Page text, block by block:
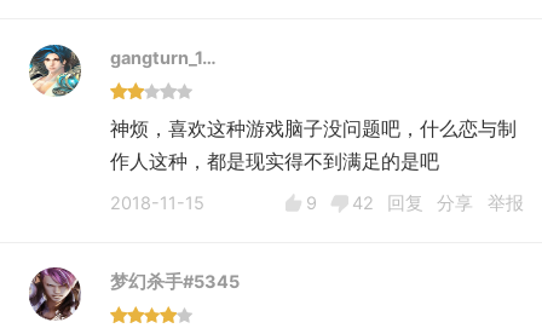
gangturn_1…
神烦，喜欢这种游戏脑子没问题吧，什么恋与制
作人这种，都是现实得不到满足的是吧
2018-11-15 9 42 回复 分享 举报
梦幻杀手#5345